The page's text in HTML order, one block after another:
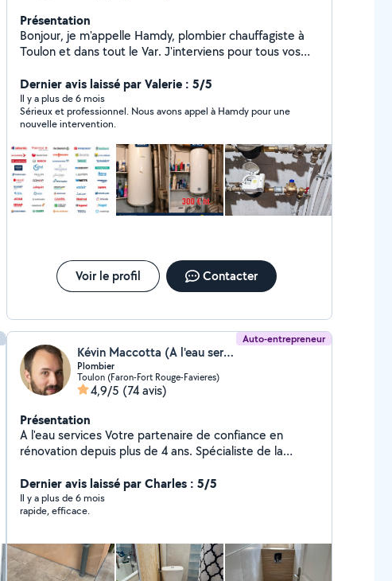
Présentation
Bonjour, je m'appelle Hamdy, plombier chauffagiste à
Toulon et dans tout le Var. J'interviens pour tous vos
en rénovation : installation complète, rénovation de
salle de bains, remplacement de chauffe-eau,
dépannage urgent, remplacement de chaudière. Je
travaille soigneusement, avec des matériaux de qualité
et des finitions propres. Disponible 7j/7, je réponds
rapidement, même en urgence. Devis gratuit. Tarifs
transparents. Assuré en responsabilité civile et
décennale. N'hésitez pas à me contacter, je serai
heureux de vous aider !
Dernier avis laissé par Valerie : 5/5
Il y a plus de 6 mois
Sérieux et professionnel. Nous avons appel à Hamdy pour une
nouvelle intervention.
Voir le profil Contacter
Auto-entrepreneur
Kévin Maccotta (A l'eau services)
Plombier
Toulon (Faron-Fort Rouge-Favieres)
4,9/5 (74 avis)
Présentation
A l'eau services Votre partenaire de confiance en
rénovation depuis plus de 4 ans. Spécialiste de la
carrelage, cuisine, dépannage, nous donnons vie a vos
projets avec exigence et passion. Notre engagement:
un travail propre, soigné et dans le respect des délais.
réalisations. N'hésitez pas à nous contacter soit par
l'application ou par téléphone. Instagram:
Dernier avis laissé par Charles : 5/5
Il y a plus de 6 mois
rapide, efficace.